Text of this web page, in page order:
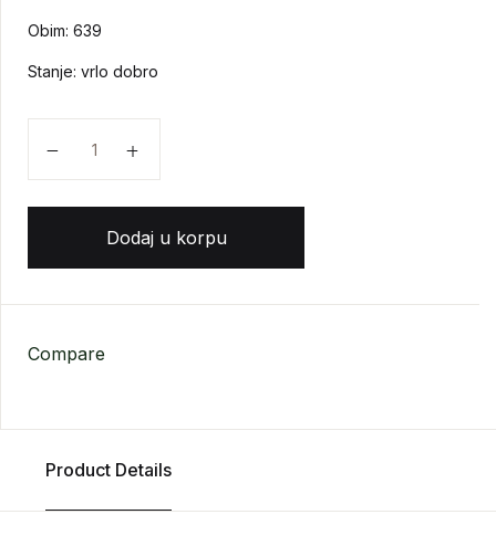
Obim: 639
Stanje: vrlo dobro
Dodaj u korpu
Compare
Product Details